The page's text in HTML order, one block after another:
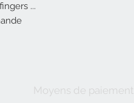
...
Moyens de paiement